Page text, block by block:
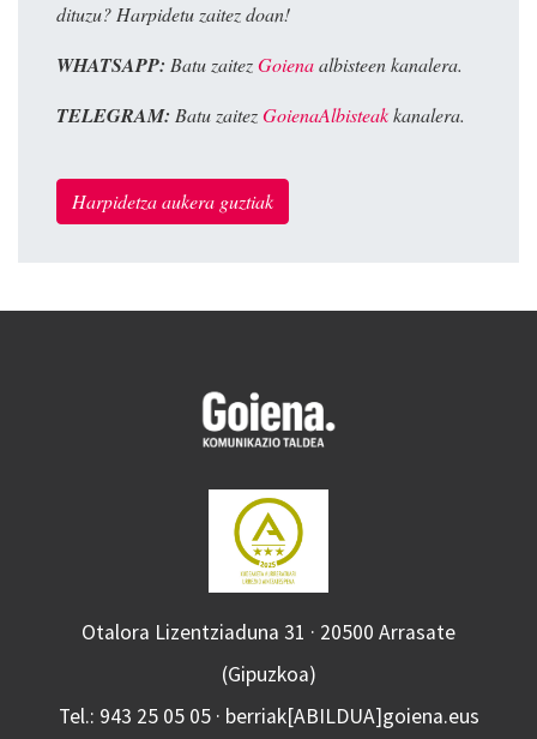
dituzu? Harpidetu zaitez doan!
WHATSAPP: Batu zaitezGoienaalbisteen kanalera.
TELEGRAM: Batu zaitezGoienaAlbisteakkanalera.
Harpidetza aukera guztiak
Otalora Lizentziaduna 31 · 20500 Arrasate
(Gipuzkoa)
Tel.: 943 25 05 05 · berriak[ABILDUA]goiena.eus